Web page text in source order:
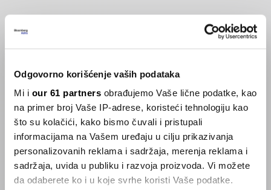
Odgovorno korišćenje vaših podataka
Mi i our 61 partners obrađujemo Vaše lične podatke, kao
na primer broj Vaše IP-adrese, koristeći tehnologiju kao
što su kolačići, kako bismo čuvali i pristupali
informacijama na Vašem uređaju u cilju prikazivanja
personalizovanih reklama i sadržaja, merenja reklama i
sadržaja, uvida u publiku i razvoja proizvoda. Vi možete
da odaberete ko i u koje svrhe koristi Vaše podatke.
Businessweek Adria
Korisnici GLP-1 lijekova mršave,
29.01.2026
Visok trošak selidbe kompanija iz Kine
05.12.2025
Privatni letovi postaju dostupan